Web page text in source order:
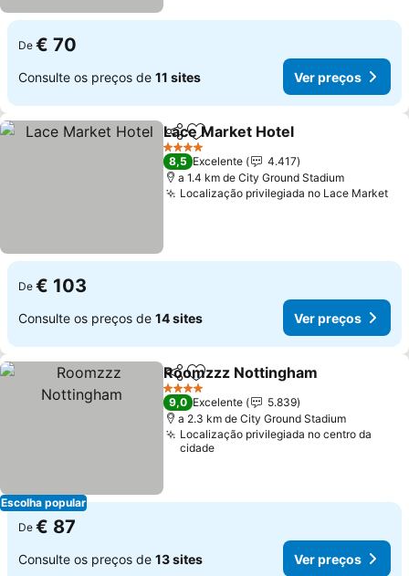
De € 70
Consulte os preços de 11 sites Ver preços
PartilharAdicionar aos favoritos
Lace Market Hotel
4 Estrelas
8,5 Excelente
4.417
a 1.4 km de City Ground Stadium
Localização privilegiada no Lace Market
De € 103
Consulte os preços de 14 sites Ver preços
Escolha popular
PartilharAdicionar aos favoritos
Roomzzz Nottingham
4 Estrelas
9,0 Excelente
5.839
a 2.3 km de City Ground Stadium
Localização privilegiada no centro da
cidade
De € 87
Consulte os preços de 13 sites Ver preços